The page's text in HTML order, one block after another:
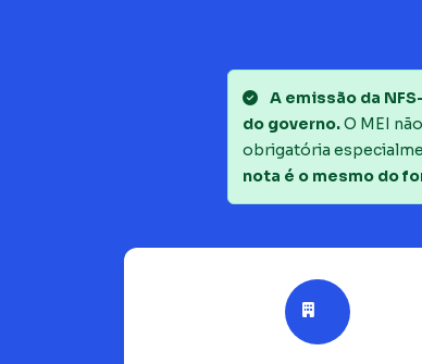
A emissão da
do governo.O MEI
obrigatória
nota é o mesmo do